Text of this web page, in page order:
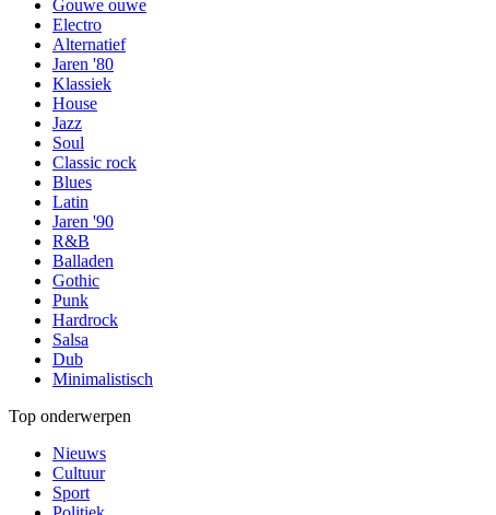
Gouwe ouwe
Electro
Alternatief
Jaren '80
Klassiek
House
Jazz
Soul
Classic rock
Blues
Latin
Jaren '90
R&B
Balladen
Gothic
Punk
Hardrock
Salsa
Dub
Minimalistisch
Top onderwerpen
Nieuws
Cultuur
Sport